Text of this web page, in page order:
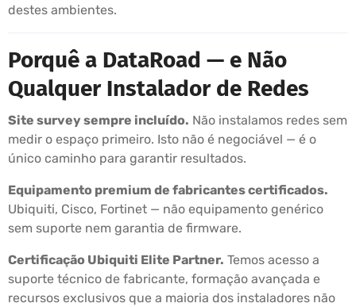
destes ambientes.
Porquê a DataRoad — e Não
Qualquer Instalador de Redes
Site survey sempre incluído. Não instalamos redes sem
medir o espaço primeiro. Isto não é negociável — é o
único caminho para garantir resultados.
Equipamento premium de fabricantes certificados.
Ubiquiti, Cisco, Fortinet — não equipamento genérico
sem suporte nem garantia de firmware.
Certificação Ubiquiti Elite Partner. Temos acesso a
suporte técnico de fabricante, formação avançada e
recursos exclusivos que a maioria dos instaladores não